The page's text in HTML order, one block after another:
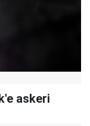
askeri